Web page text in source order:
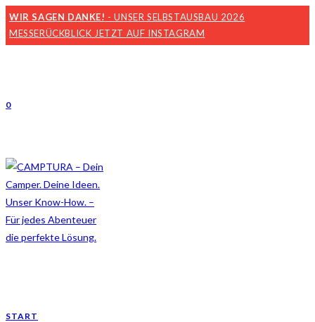
WIR SAGEN DANKE! - UNSER SELBSTAUSBAU 2026
MESSERÜCKBLICK JETZT AUF INSTAGRAM
0
START